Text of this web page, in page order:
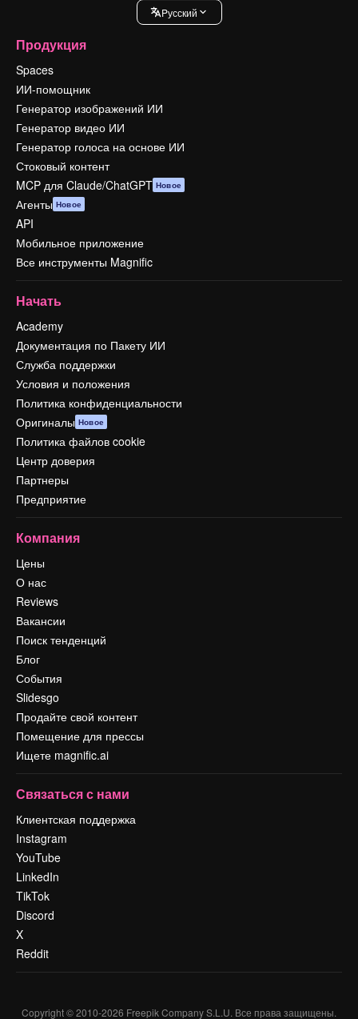
Pусский
Продукция
Spaces
ИИ-помощник
Генератор изображений ИИ
Генератор видео ИИ
Генератор голоса на основе ИИ
Стоковый контент
MCP для Claude/ChatGPT Новое
Агенты Новое
API
Мобильное приложение
Все инструменты Magnific
Начать
Academy
Документация по Пакету ИИ
Служба поддержки
Условия и положения
Политика конфиденциальности
Оригиналы Новое
Политика файлов cookie
Центр доверия
Партнеры
Предприятие
Компания
Цены
О нас
Reviews
Вакансии
Поиск тенденций
Блог
События
Slidesgo
Продайте свой контент
Помещение для прессы
Ищете magnific.ai
Связаться с нами
Клиентская поддержка
Instagram
YouTube
LinkedIn
TikTok
Discord
X
Reddit
Copyright © 2010-2026 Freepik Company S.L.U. Все права защищены.